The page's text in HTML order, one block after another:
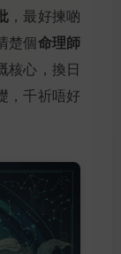
，最好揀啲
楚個命理師
核心，換日
，千祈唔好